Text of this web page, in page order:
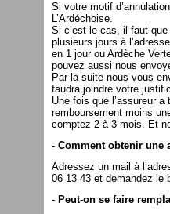
Si votre motif
L’Ardéchoise.
Si c’est le cas, il faut
plusieurs jours à
en 1 jour ou Ardèche
pouvez aussi nous
Par la suite nous vous
faudra joindre votre
Une fois que l’assureur
remboursement moins
comptez 2 à 3 mois. Et
- Comment obtenir une
Adressez un mail à
06 13 43 et demandez le
- Peut-on se faire